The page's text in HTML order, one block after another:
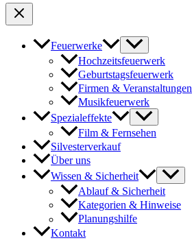
Feuerwerke
Hochzeitsfeuerwerk
Geburtstagsfeuerwerk
Firmen & Veranstaltungen
Musikfeuerwerk
Spezialeffekte
Film & Fernsehen
Silvesterverkauf
Über uns
Wissen & Sicherheit
Ablauf & Sicherheit
Kategorien & Hinweise
Planungshilfe
Kontakt